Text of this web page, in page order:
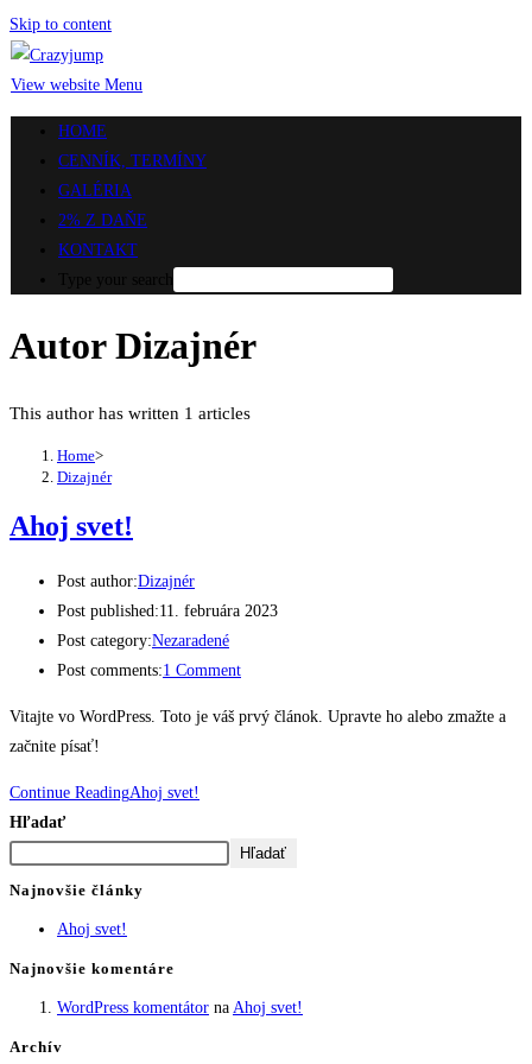
Skip to content
View website Menu
HOME
CENNÍK, TERMÍNY
GALÉRIA
2% Z DAŇE
KONTAKT
AutorDizajnér
This author has written 1 articles
Home>
Dizajnér
Ahoj svet!
Post author:Dizajnér
Post published:11. februára 2023
Post category:Nezaradené
Post comments:1 Comment
Vitajte vo WordPress. Toto je váš prvý článok. Upravte ho alebo zmažte a
začnite písať!
Continue ReadingAhoj svet!
Hľadať
Hľadať
Najnovšie články
Ahoj svet!
Najnovšie komentáre
WordPress komentátor na Ahoj svet!
Archív